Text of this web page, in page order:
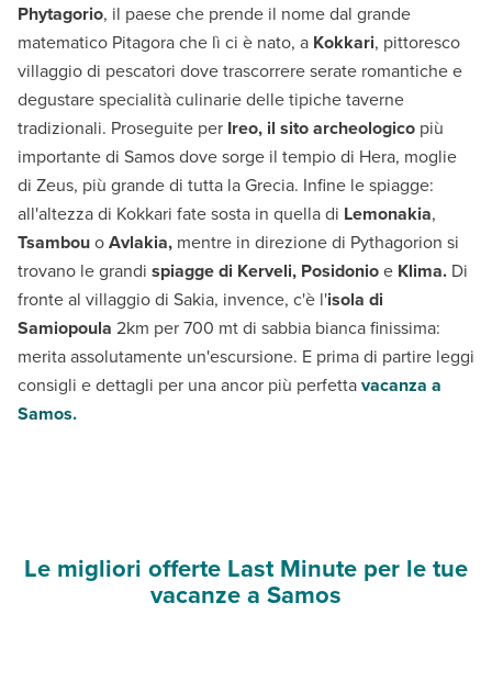
Phytagorio, il paese che prende il nome dal grande
matematico Pitagora che lì ci è nato, a Kokkari, pittoresco
villaggio di pescatori dove trascorrere serate romantiche e
degustare specialità culinarie delle tipiche taverne
tradizionali. Proseguite per Ireo, il sito archeologico più
importante di Samos dove sorge il tempio di Hera, moglie
di Zeus, più grande di tutta la Grecia. Infine le spiagge:
all'altezza di Kokkari fate sosta in quella di Lemonakia,
TsambouoAvlakia, mentre in direzione di Pythagorion si
trovano le grandi spiagge di Kerveli, Posidonioe Klima. Di
fronte al villaggio di Sakia, invence, c'è l'isola di
Samiopoula 2km per 700 mt di sabbia bianca finissima:
merita assolutamente un'escursione. E prima di partire leggi
consigli e dettagli per una ancor più perfettavacanza a
Samos.
Le migliori offerte Last Minute per le tue
vacanze a Samos